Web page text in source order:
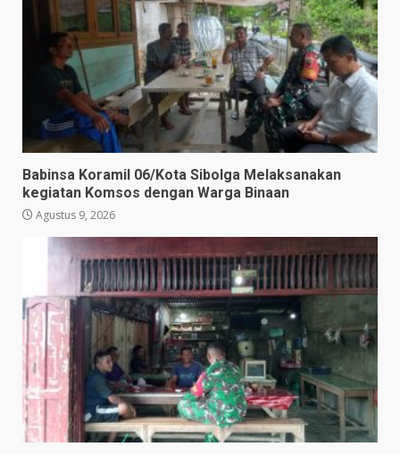
Babinsa Koramil 06/Kota Sibolga Melaksanakan
kegiatan Komsos dengan Warga Binaan
Agustus 9, 2026